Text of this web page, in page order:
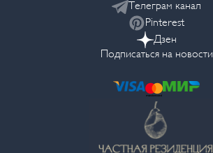
Телеграм канал
Pinterest
Дзен
Подписаться на новости